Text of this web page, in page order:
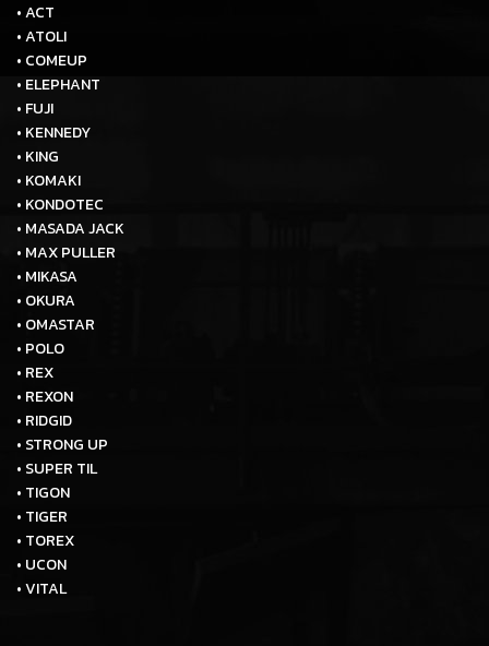
• ACT
• ATOLI
• COMEUP
• ELEPHANT
• FUJI
• KENNEDY
• KING
• KOMAKI
• KONDOTEC
• MASADA JACK
• MAX PULLER
• MIKASA
• OKURA
• OMASTAR
• POLO
• REX
• REXON
• RIDGID
• STRONG UP
• SUPER TIL
• TIGON
• TIGER
• TOREX
• UCON
• VITAL